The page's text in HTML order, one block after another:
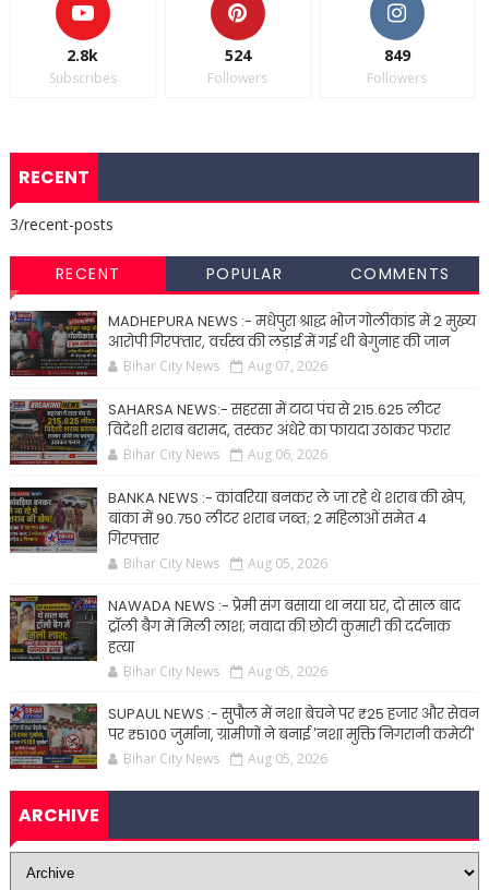
2.8k
Subscribes
524
Followers
849
Followers
RECENT
3/recent-posts
RECENT POPULAR COMMENTS
MADHEPURA NEWS :- मधेपुरा श्राद्ध भोज गोलीकांड में 2 मुख्य
आरोपी गिरफ्तार, वर्चस्व की लड़ाई में गई थी बेगुनाह की जान
Bihar City News Aug 07, 2026
SAHARSA NEWS:- सहरसा में टाटा पंच से 215.625 लीटर
विदेशी शराब बरामद, तस्कर अंधेरे का फायदा उठाकर फरार
Bihar City News Aug 06, 2026
BANKA NEWS :- कांवरिया बनकर ले जा रहे थे शराब की खेप,
बांका में 90.750 लीटर शराब जब्त; 2 महिलाओं समेत 4
गिरफ्तार
Bihar City News Aug 05, 2026
NAWADA NEWS :- प्रेमी संग बसाया था नया घर, दो साल बाद
ट्रॉली बैग में मिली लाश; नवादा की छोटी कुमारी की दर्दनाक
हत्या
Bihar City News Aug 05, 2026
SUPAUL NEWS :- सुपौल में नशा बेचने पर ₹25 हजार और सेवन
पर ₹5100 जुर्माना, ग्रामीणों ने बनाई 'नशा मुक्ति निगरानी कमेटी'
Bihar City News Aug 05, 2026
ARCHIVE